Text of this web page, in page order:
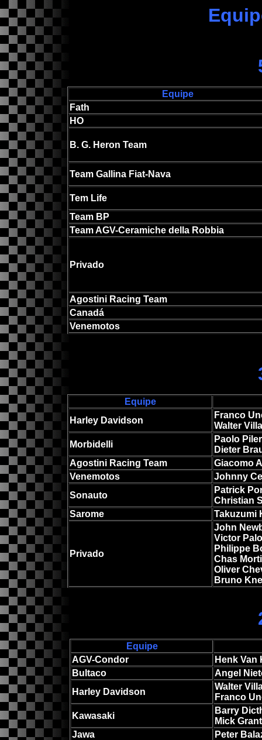
Equipe
Fath
HO
B. G. Heron Team
Team Gallina Fiat-Nava
Tem Life
Team BP
Team AGV-Ceramiche della Robbia
Privado
Agostini Racing Team
Canadá
Venemotos
Equipe
Harley Davidson
Franco
Walter Villa
Morbidelli
Paolo
Dieter
Agostini Racing Team
Giacomo
Venemotos
Johnny
Sonauto
Patrick
Christian
Sarome
Takuzumi
Privado
John
Victor
Philippe
Chas
Oliver
Bruno
Equipe
AGV-Condor
Henk Van
Bultaco
Angel
Harley Davidson
Walter
Franco
Kawasaki
Barry
Mick Grant
Jawa
Peter